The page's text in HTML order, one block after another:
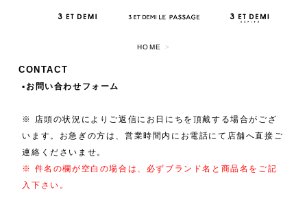
HOME >
CONTACT
▪️お問い合わせフォーム
※ 店頭の状況によりご返信にお日にちを頂戴する場合がござ
います。お急ぎの方は、営業時間内にお電話にて店舗へ直接ご
連絡くださいませ。
※ 件名の欄が空白の場合は、必ずブランド名と商品名をご記
入下さい。